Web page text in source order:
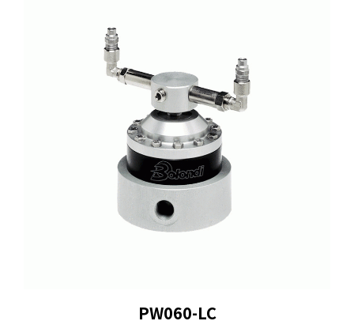
PW060-LC